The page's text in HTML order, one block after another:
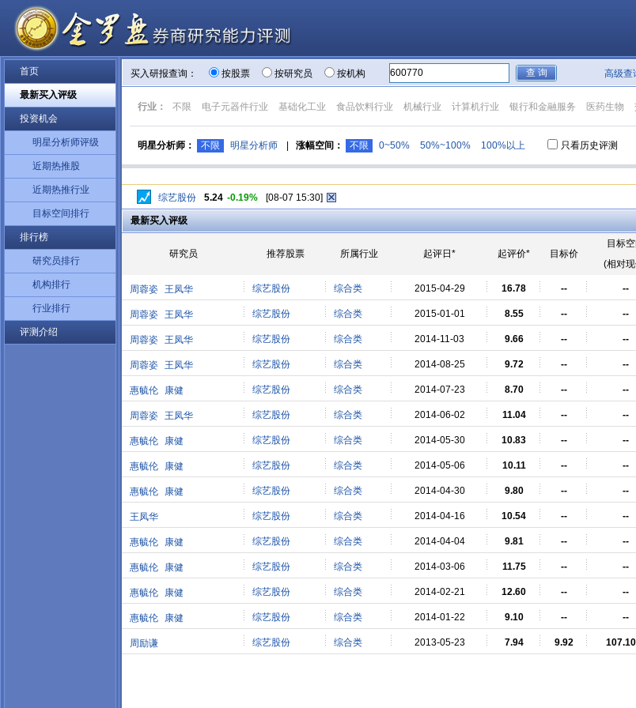
首页
最新买入评级
投资机会
明星分析师评级
近期热推股
近期热推行业
目标空间排行
排行榜
研究员排行
机构排行
行业排行
评测介绍
买入研报查询： 按股票 按研究员 按机构 高级查
行业： 不限 电子元器件行业 基础化工业 食品饮料行业 机械行业 计算机行业 银行和金融服务 医药生物
明星分析师： 不限 明星分析师 涨幅空间： 不限 0~50% 50%~100% 100%以上 只看历史评测
综艺股份 5.24 -0.19% [08-07 15:30]
最新买入评级
研究员 推荐股票 所属行业 起评日* 起评价* 目标价
目标
(相对
周蓉姿 王凤华 综艺股份 综合类 2015-04-29 16.78 -- --
周蓉姿 王凤华 综艺股份 综合类 2015-01-01 8.55 -- --
周蓉姿 王凤华 综艺股份 综合类 2014-11-03 9.66 -- --
周蓉姿 王凤华 综艺股份 综合类 2014-08-25 9.72 -- --
惠毓伦 康健 综艺股份 综合类 2014-07-23 8.70 -- --
周蓉姿 王凤华 综艺股份 综合类 2014-06-02 11.04 -- --
惠毓伦 康健 综艺股份 综合类 2014-05-30 10.83 -- --
惠毓伦 康健 综艺股份 综合类 2014-05-06 10.11 -- --
惠毓伦 康健 综艺股份 综合类 2014-04-30 9.80 -- --
王凤华 综艺股份 综合类 2014-04-16 10.54 -- --
惠毓伦 康健 综艺股份 综合类 2014-04-04 9.81 -- --
惠毓伦 康健 综艺股份 综合类 2014-03-06 11.75 -- --
惠毓伦 康健 综艺股份 综合类 2014-02-21 12.60 -- --
惠毓伦 康健 综艺股份 综合类 2014-01-22 9.10 -- --
周励谦 综艺股份 综合类 2013-05-23 7.94 9.92